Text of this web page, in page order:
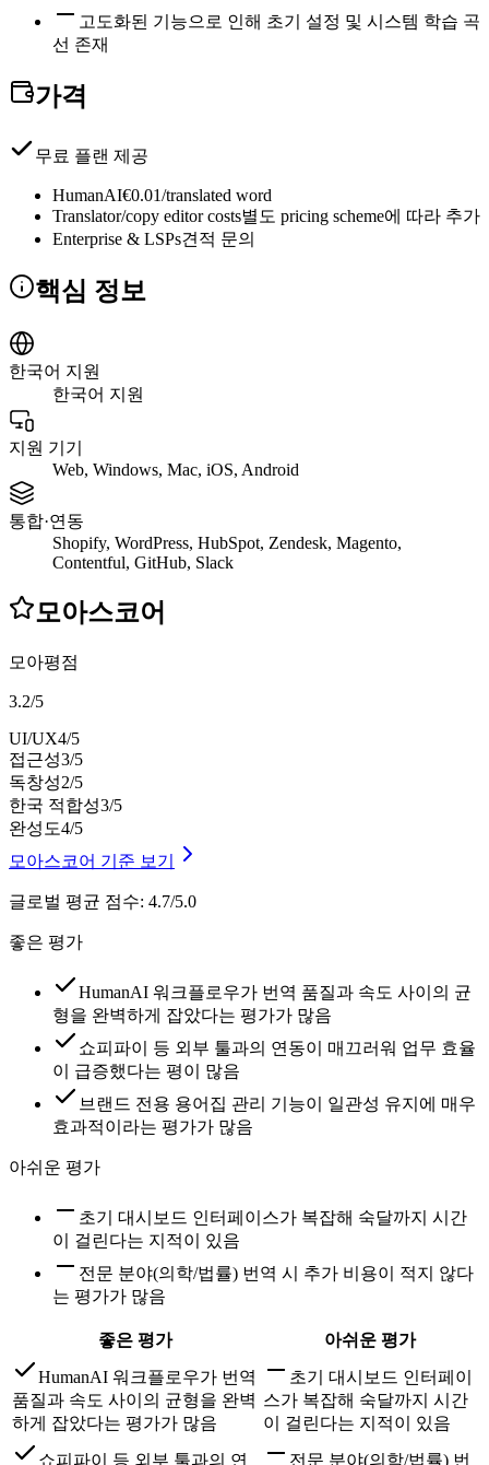
고도화된 기능으로 인해 초기 설정 및 시스템 학습 곡
선 존재
가격
무료 플랜 제공
HumanAI€0.01/translated word
Translator/copy editor costs별도 pricing scheme에 따라 추가
Enterprise & LSPs견적 문의
핵심 정보
한국어 지원
한국어 지원
지원 기기
Web, Windows, Mac, iOS, Android
통합·연동
Shopify, WordPress, HubSpot, Zendesk, Magento,
Contentful, GitHub, Slack
모아스코어
모아평점
3.2/5
UI/UX4/5
접근성3/5
독창성2/5
한국 적합성3/5
완성도4/5
모아스코어 기준 보기
글로벌 평균 점수: 4.7/5.0
좋은 평가
HumanAI 워크플로우가 번역 품질과 속도 사이의 균
형을 완벽하게 잡았다는 평가가 많음
쇼피파이 등 외부 툴과의 연동이 매끄러워 업무 효율
이 급증했다는 평이 많음
브랜드 전용 용어집 관리 기능이 일관성 유지에 매우
효과적이라는 평가가 많음
아쉬운 평가
초기 대시보드 인터페이스가 복잡해 숙달까지 시간
이 걸린다는 지적이 있음
전문 분야(의학/법률) 번역 시 추가 비용이 적지 않다
는 평가가 많음
좋은 평가
아쉬운 평가
HumanAI 워크플로우가 번역
품질과 속도 사이의 균형을 완벽
하게 잡았다는 평가가 많음
초기 대시보드 인터페이
스가 복잡해 숙달까지 시간
이 걸린다는 지적이 있음
쇼피파이 등 외부 툴과의 연
전문 분야(의학/법률) 번